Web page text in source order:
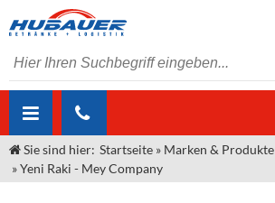
ÜBER UNS
Sie sind hier: Startseite » Marken & Produkte
»Yeni Raki - Mey Company